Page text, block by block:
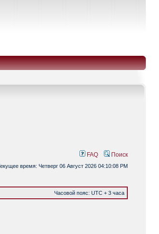
FAQ Поиск
время: Четверг 06 Август 2026 04:10:08 PM
Часовой пояс: UTC + 3 часа